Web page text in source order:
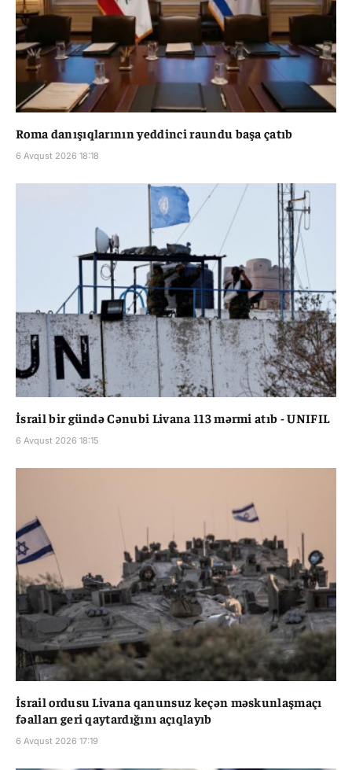
Roma danışıqlarının yeddinci raundu başa çatıb
6 Avqust 2026 18:18
İsrail bir gündə Cənubi Livana 113 mərmi atıb - UNIFIL
6 Avqust 2026 18:15
İsrail ordusu Livana qanunsuz keçən məskunlaşmaçı
fəalları geri qaytardığını açıqlayıb
6 Avqust 2026 17:19